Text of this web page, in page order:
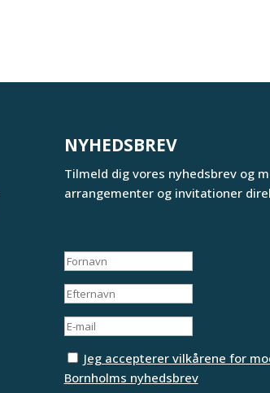
NYHEDSBREV
Tilmeld dig vores nyhedsbrev og
arrangementer og invitationer
Jeg accepterer vilkårene for
Bornholms nyhedsbrev